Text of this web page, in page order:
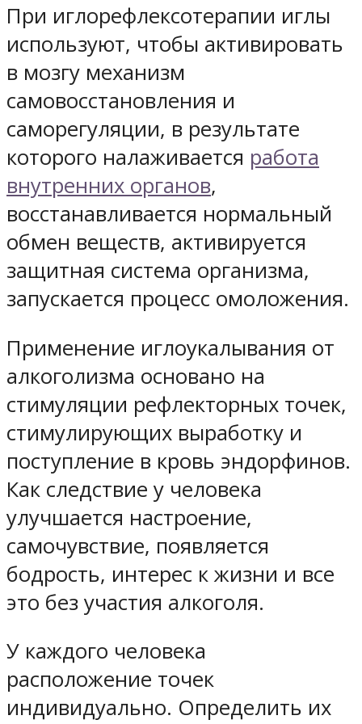
При иглорефлексотерапии иглы
используют, чтобы активировать
в мозгу механизм
самовосстановления и
саморегуляции, в результате
которого налаживается работа
внутренних органов,
восстанавливается нормальный
обмен веществ, активируется
защитная система организма,
запускается процесс омоложения.
Применение иглоукалывания от
алкоголизма основано на
стимуляции рефлекторных точек,
стимулирующих выработку и
поступление в кровь эндорфинов.
Как следствие у человека
улучшается настроение,
самочувствие, появляется
бодрость, интерес к жизни и все
это без участия алкоголя.
У каждого человека
расположение точек
индивидуально. Определить их